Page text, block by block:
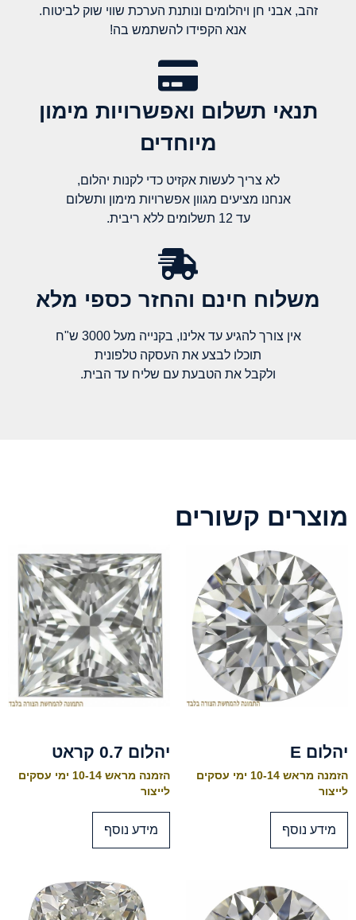
זהב, אבני חן ויהלומים ונותנת הערכת שווי שוק לביטוח.
אנא הקפידו להשתמש בה!
תנאי תשלום ואפשרויות מימון
מיוחדים
לא צריך לעשות אקזיט כדי לקנות יהלום,
אנחנו מציעים מגוון אפשרויות מימון ותשלום
עד 12 תשלומים ללא ריבית.
משלוח חינם והחזר כספי מלא​
אין צורך להגיע עד אלינו, בקנייה מעל 3000 ש"ח
תוכלו לבצע את העסקה טלפונית
ולקבל את הטבעת עם שליח עד הבית.
מוצרים קשורים
יהלום E
הזמנה מראש 10-14 ימי עסקים
לייצור
מידע נוסף
יהלום 0.7 קראט
הזמנה מראש 10-14 ימי עסקים
לייצור
מידע נוסף